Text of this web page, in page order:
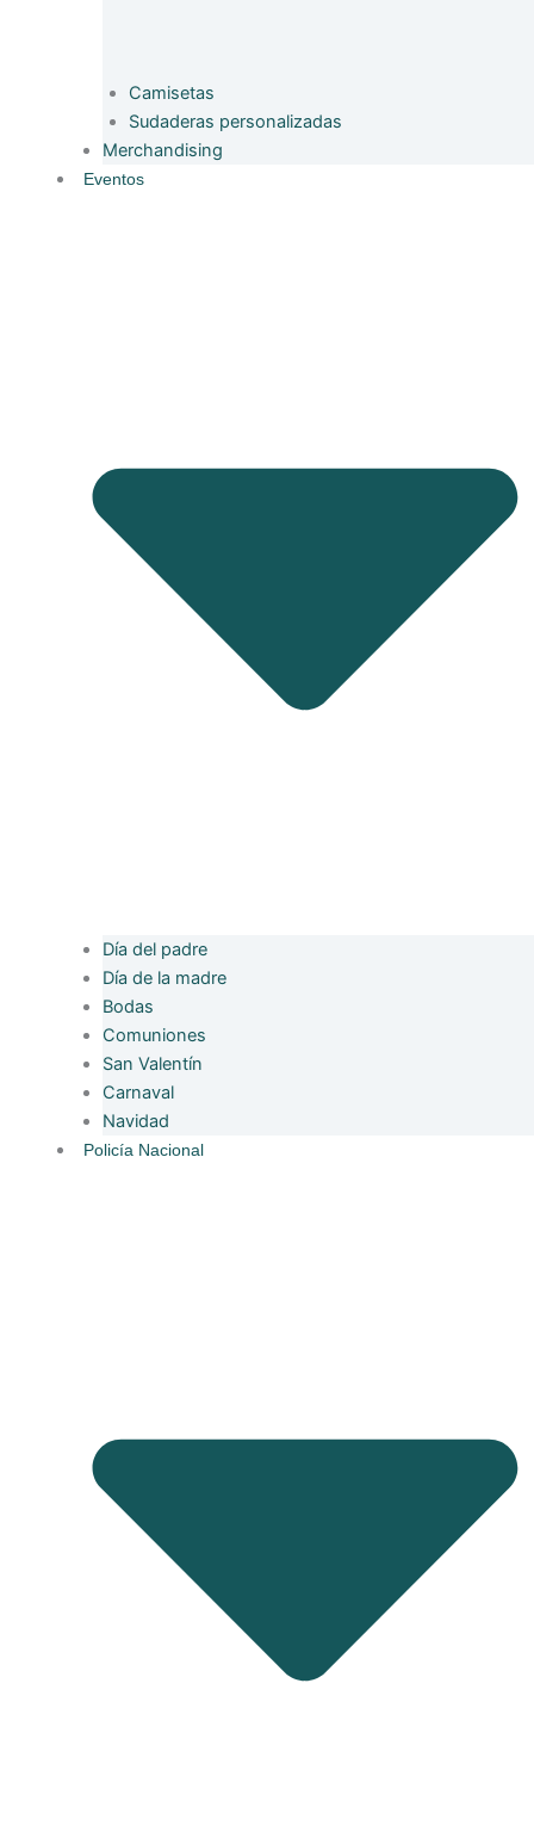
Camisetas
Sudaderas personalizadas
Merchandising
Eventos
Día del padre
Día de la madre
Bodas
Comuniones
San Valentín
Carnaval
Navidad
Policía Nacional